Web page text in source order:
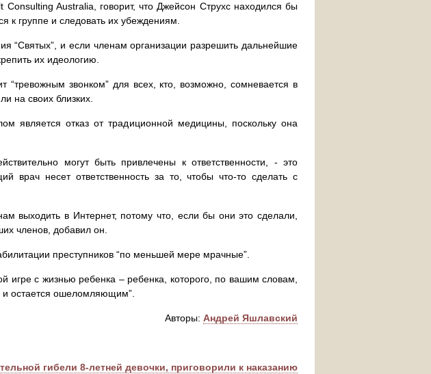
Australia, говорит, что Джейсон Струхс находился бы
к группе и следовать их убеждениям.
“Святых”, и если членам организации разрешить дальнейшие
их идеологию.
“тревожным звонком” для всех, кто, возможно, сомневается в
на своих близких.
является отказ от традиционной медицины, поскольку она
могут быть привлечены к ответственности, - это
врач несет ответственность за то, чтобы что-то сделать с
выходить в Интернет, потому что, если бы они это сделали,
членов, добавил он.
преступников “по меньшей мере мрачные”.
игре с жизнью ребенка – ребенка, которого, по вашим словам,
остается ошеломляющим”.
Авторы: Андрей Яшлавский
гибели 8-летней девочки, приговорили к наказанию